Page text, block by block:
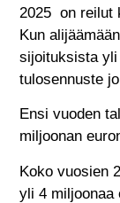
2025 on reilut
Kun
sijoituksista
tulosennuste
Ensi vuoden
miljoonan
Koko vuosien
yli 4 miljoonaa